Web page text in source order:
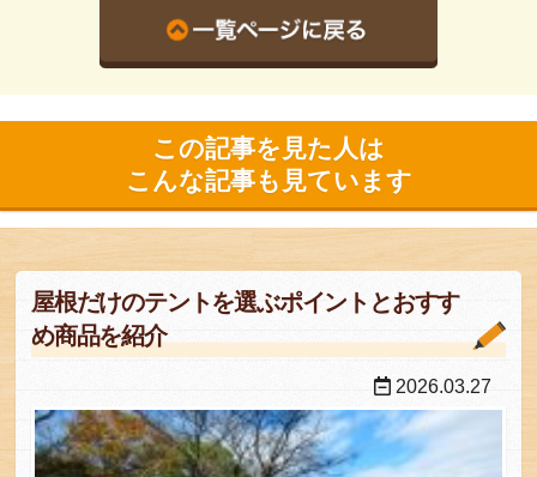
この記事を見た人は
こんな記事も見ています
屋根だけのテントを選ぶポイントとおすす
め商品を紹介
2026.03.27